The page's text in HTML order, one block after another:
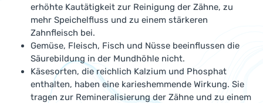
erhöhte Kautätigkeit zur Reinigung der Zähne, zu
mehr Speichelfluss und zu einem stärkeren
Zahnfleisch bei.
Gemüse, Fleisch, Fisch und Nüsse beeinflussen die
Säurebildung in der Mundhöhle nicht.
Käsesorten, die reichlich Kalzium und Phosphat
enthalten, haben eine karieshemmende Wirkung. Sie
tragen zur Remineralisierung der Zähne und zu einem